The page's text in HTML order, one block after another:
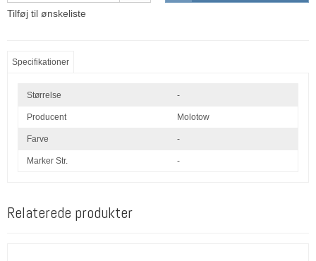
Tilføj til ønskeliste
Specifikationer
Størrelse -
Producent Molotow
Farve -
Marker Str. -
Relaterede produkter